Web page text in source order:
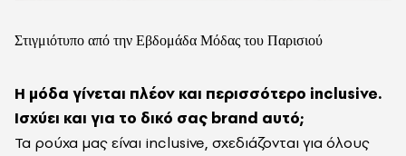
Στιγμιότυπο από την Εβδομάδα Μόδας του Παρισιού
Η μόδα γίνεται πλέον και περισσότερο inclusive.
Ισχύει και για το δικό σας brand αυτό;
Τα ρούχα μας είναι inclusive, σχεδιάζονται για όλους